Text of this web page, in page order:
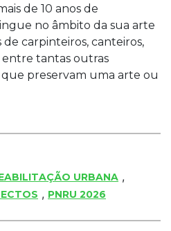
de 10 anos de
no âmbito da sua arte
de carpinteiros, canteiros,
entre tantas outras
que preservam uma arte ou
URBANA ,
, PNRU 2026